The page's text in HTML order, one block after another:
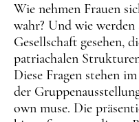
Wie nehmen Frauen
wahr? Und wie werden
Gesellschaft gesehen,
patriachalen
Diese Fragen stehen
der
own muse. Die